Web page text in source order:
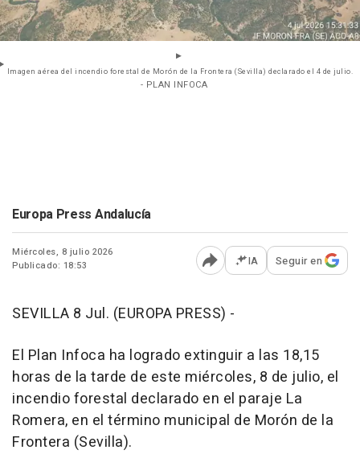
Imagen aérea del incendio forestal de Morón de la Frontera (Sevilla) declarado el 4 de julio.
- PLAN INFOCA
Europa Press Andalucía
Miércoles, 8 julio 2026
Publicado: 18:53
Abrir opciones para
IA Seguir en
SEVILLA 8 Jul. (EUROPA PRESS) -
El Plan Infoca ha logrado extinguir a las 18,15
horas de la tarde de este miércoles, 8 de julio, el
incendio forestal declarado en el paraje La
Romera, en el término municipal de Morón de la
Frontera (Sevilla).